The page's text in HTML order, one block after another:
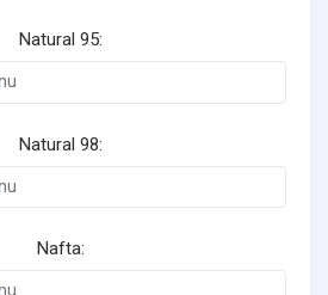
Natural 95:
Natural 98:
Nafta: